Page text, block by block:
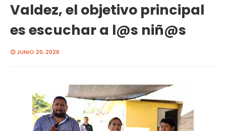
Valdez, el objetivo principal
es escuchar a l@s niñ@s
JUNIO 20, 2026